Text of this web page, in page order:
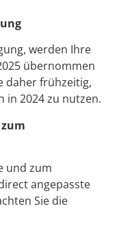
werden Ihre
übernommen
daher frühzeitig,
in 2024 zu nutzen.
und zum
angepasste
Sie die